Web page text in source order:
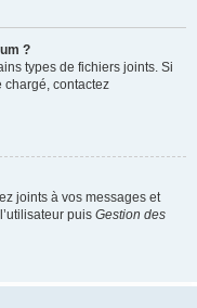
?
types de fichiers joints. Si
chargé, contactez
joints à vos messages et
puis Gestion des